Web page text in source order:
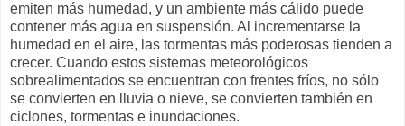
emiten más humedad, y un ambiente más cálido puede
contener más agua en suspensión. Al incrementarse la
humedad en el aire, las tormentas más poderosas tienden a
crecer. Cuando estos sistemas meteorológicos
sobrealimentados se encuentran con frentes fríos, no sólo
se convierten en lluvia o nieve, se convierten también en
ciclones, tormentas e inundaciones.